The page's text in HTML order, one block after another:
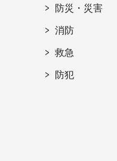
防災・災害
消防
救急
防犯